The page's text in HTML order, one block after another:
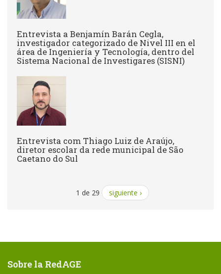
Entrevista a Benjamín Barán Cegla,
investigador categorizado de Nivel III en el
área de Ingeniería y Tecnología, dentro del
Sistema Nacional de Investigares (SISNI)
Entrevista com Thiago Luiz de Araújo,
diretor escolar da rede municipal de São
Caetano do Sul
1 de 29 siguiente ›
Sobre la RedAGE